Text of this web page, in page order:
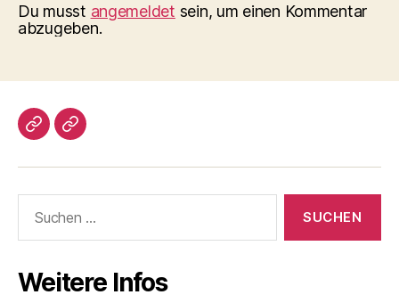
Du musst angemeldet sein, um einen Kommentar
abzugeben.
Impressum/DatSchutz
Beliebte
nach:
Weitere Infos